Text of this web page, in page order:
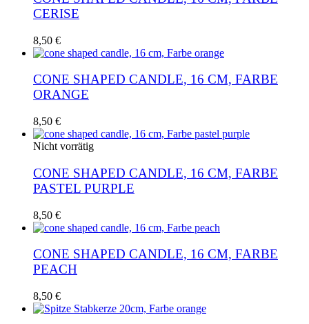
CERISE
8,50 €
CONE SHAPED CANDLE, 16 CM, FARBE
ORANGE
8,50 €
Nicht vorrätig
CONE SHAPED CANDLE, 16 CM, FARBE
PASTEL PURPLE
8,50 €
CONE SHAPED CANDLE, 16 CM, FARBE
PEACH
8,50 €